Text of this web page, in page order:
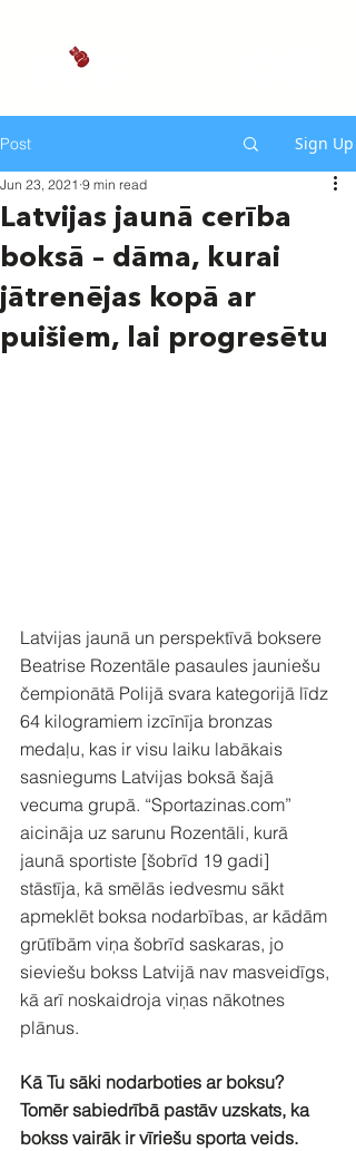
Post Sign Up
Latvijas jaunā cerība
boksā – dāma, kurai
jātrenējas kopā ar
puišiem, lai progresētu
Jun 23, 2021 9 min read
Latvijas jaunā un perspektīvā boksere
Beatrise Rozentāle pasaules jauniešu
čempionātā Polijā svara kategorijā līdz
64 kilogramiem izcīnīja bronzas
medaļu, kas ir visu laiku labākais
sasniegums Latvijas boksā šajā
vecuma grupā. “Sportazinas.com”
aicināja uz sarunu Rozentāli, kurā
jaunā sportiste [šobrīd 19 gadi]
stāstīja, kā smēlās iedvesmu sākt
apmeklēt boksa nodarbības, ar kādām
grūtībām viņa šobrīd saskaras, jo
sieviešu bokss Latvijā nav masveidīgs,
kā arī noskaidroja viņas nākotnes
plānus.
Kā Tu sāki nodarboties ar boksu?
Tomēr sabiedrībā pastāv uzskats, ka
bokss vairāk ir vīriešu sporta veids.